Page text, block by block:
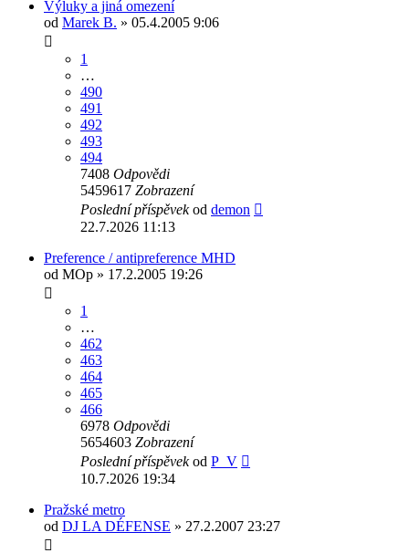
Výluky a jiná omezení
od Marek B. » 05.4.2005 9:06
1
…
490
491
492
493
494
7408 Odpovědi
5459617 Zobrazení
Poslední příspěvekod demon
22.7.2026 11:13
Preference / antipreference MHD
od MOp » 17.2.2005 19:26
1
…
462
463
464
465
466
6978 Odpovědi
5654603 Zobrazení
Poslední příspěvekod P_V
10.7.2026 19:34
Pražské metro
od DJ LA DÉFENSE » 27.2.2007 23:27